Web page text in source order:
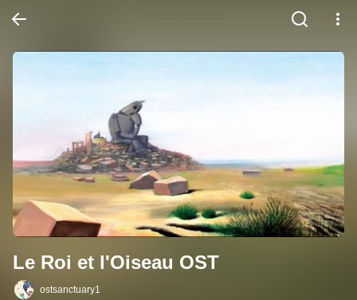
Le Roi et l'Oiseau OST
ostsanctuary1